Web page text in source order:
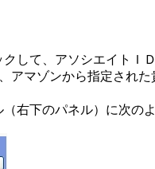
して、アソシエイトＩ
アマゾンから指定され
右下のパネル）に次